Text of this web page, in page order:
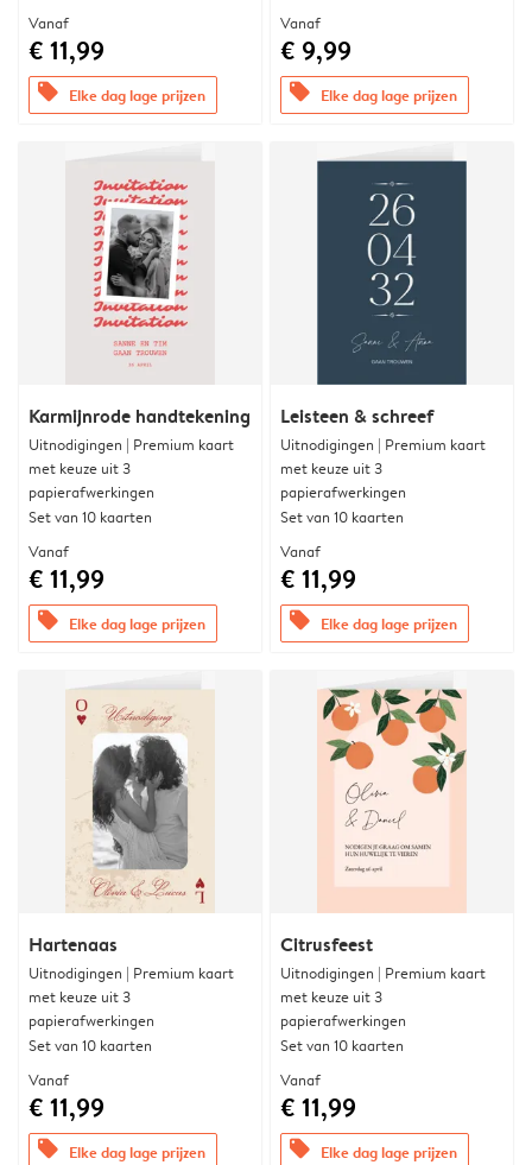
Vanaf
€ 11,99
offers Elke dag lage prijzen
Vanaf
€ 9,99
offers Elke dag lage prijzen
Karmijnrode handtekening
Uitnodigingen | Premium kaart
met keuze uit 3
papierafwerkingen
Set van 10 kaarten
Vanaf
€ 11,99
offers Elke dag lage prijzen
Leisteen & schreef
Uitnodigingen | Premium kaart
met keuze uit 3
papierafwerkingen
Set van 10 kaarten
Vanaf
€ 11,99
offers Elke dag lage prijzen
Hartenaas
Uitnodigingen | Premium kaart
met keuze uit 3
papierafwerkingen
Set van 10 kaarten
Vanaf
€ 11,99
offers Elke dag lage prijzen
Citrusfeest
Uitnodigingen | Premium kaart
met keuze uit 3
papierafwerkingen
Set van 10 kaarten
Vanaf
€ 11,99
offers Elke dag lage prijzen